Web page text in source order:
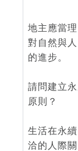
地主應當
對自然與
的進步。
請問建立
原則？
生活在永
洽的人際關